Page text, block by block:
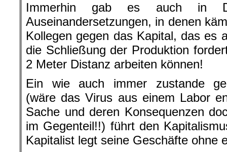
Immerhin gab es auch in
Auseinandersetzungen, in denen
Kollegen gegen das Kapital, das es
die Schließung der Produktion
2 Meter Distanz arbeiten können!
Ein wie auch immer zustande
(wäre das Virus aus einem Labor
Sache und deren Konsequenzen
im Gegenteil!!) führt den
Kapitalist legt seine Geschäfte ohne